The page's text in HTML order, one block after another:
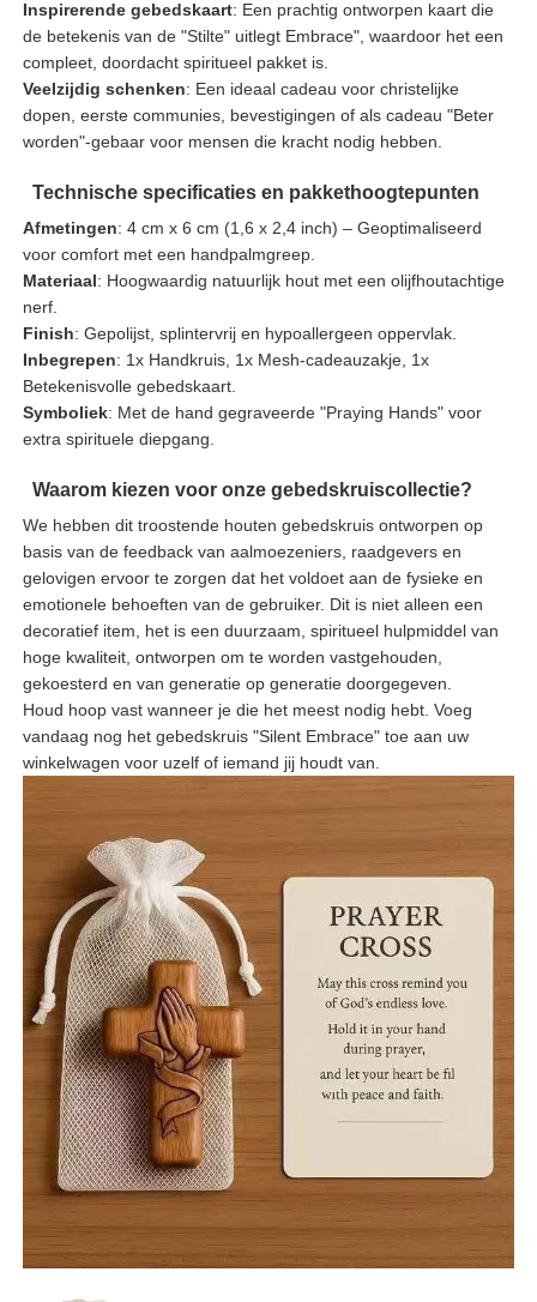
Inspirerende gebedskaart: Een prachtig ontworpen kaart die
de betekenis van de "Stilte" uitlegt Embrace", waardoor het een
compleet, doordacht spiritueel pakket is.
Veelzijdig schenken: Een ideaal cadeau voor christelijke
dopen, eerste communies, bevestigingen of als cadeau "Beter
worden"-gebaar voor mensen die kracht nodig hebben.
Technische specificaties en pakkethoogtepunten
Afmetingen: 4 cm x 6 cm (1,6 x 2,4 inch) – Geoptimaliseerd
voor comfort met een handpalmgreep.
Materiaal: Hoogwaardig natuurlijk hout met een olijfhoutachtige
nerf.
Finish: Gepolijst, splintervrij en hypoallergeen oppervlak.
Inbegrepen: 1x Handkruis, 1x Mesh-cadeauzakje, 1x
Betekenisvolle gebedskaart.
Symboliek: Met de hand gegraveerde "Praying Hands" voor
extra spirituele diepgang.
Waarom kiezen voor onze gebedskruiscollectie?
We hebben dit troostende houten gebedskruis ontworpen op
basis van de feedback van aalmoezeniers, raadgevers en
gelovigen ervoor te zorgen dat het voldoet aan de fysieke en
emotionele behoeften van de gebruiker. Dit is niet alleen een
decoratief item, het is een duurzaam, spiritueel hulpmiddel van
hoge kwaliteit, ontworpen om te worden vastgehouden,
gekoesterd en van generatie op generatie doorgegeven.
Houd hoop vast wanneer je die het meest nodig hebt. Voeg
vandaag nog het gebedskruis "Silent Embrace" toe aan uw
winkelwagen voor uzelf of iemand jij houdt van.